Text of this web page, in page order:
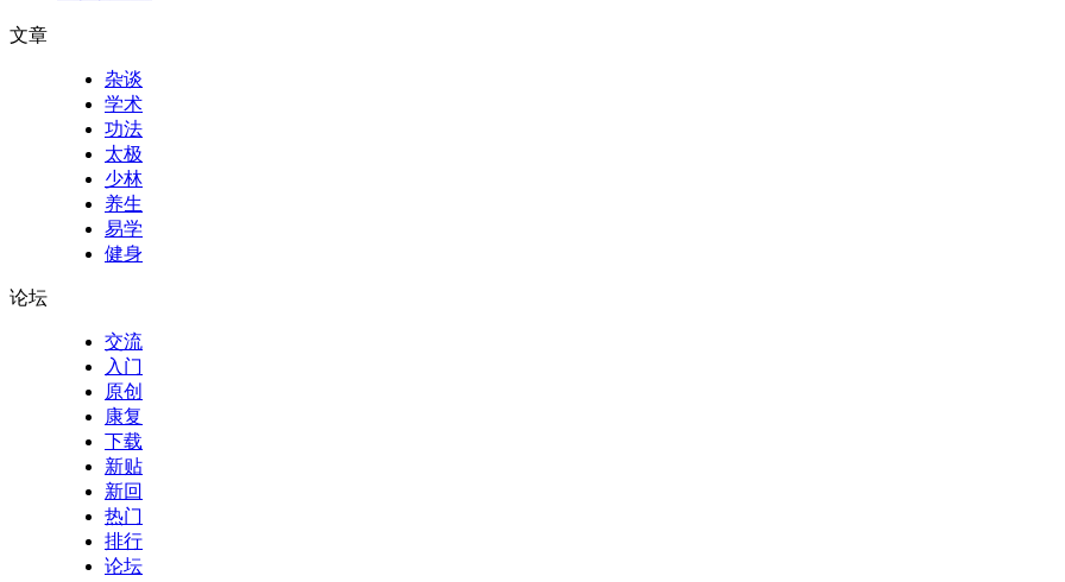
文章
杂谈
学术
功法
太极
少林
养生
易学
健身
论坛
交流
入门
原创
康复
下载
新贴
新回
热门
排行
论坛